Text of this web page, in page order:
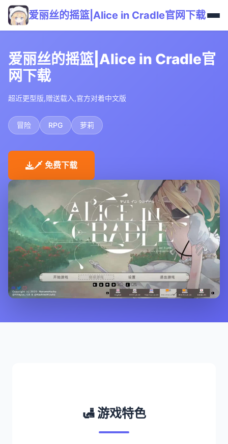
爱丽丝的摇篮|Alice in Cradle官网下载
爱丽丝的摇篮|Alice in Cradle官
网下载
超近更型版,赠送载入,官方对着中文版
冒险 RPG 萝莉
🗡️ 免费下载
🛃 游戏特色